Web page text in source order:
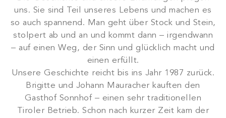
uns. Sie sind Teil unseres Lebens und machen es
so auch spannend. Man geht über Stock und Stein,
stolpert ab und an und kommt dann – irgendwann
– auf einen Weg, der Sinn und glücklich macht und
einen erfüllt.
Unsere Geschichte reicht bis ins Jahr 1987 zurück.
Brigitte und Johann Mauracher kauften den
Gasthof Sonnhof – einen sehr traditionellen
Tiroler Betrieb. Schon nach kurzer Zeit kam der